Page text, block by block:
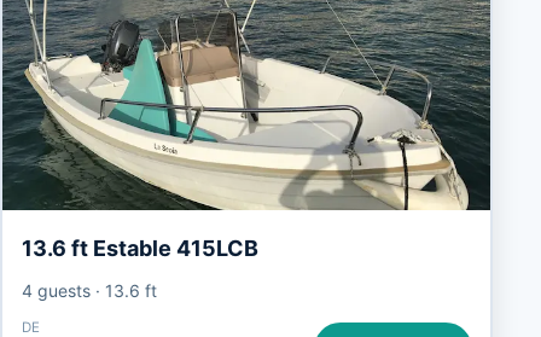
13.6 ft Estable 415LCB
4 guests· 13.6 ft
DE